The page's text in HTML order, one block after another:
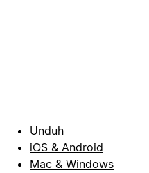
Unduh
iOS & Android
Mac & Windows